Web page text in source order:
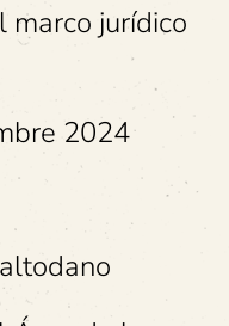
jurídico
2024